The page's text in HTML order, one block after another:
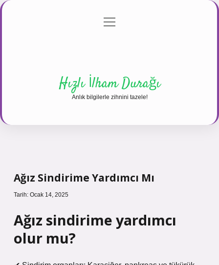
Gizlilik Politikası
menüyü
Hızlı İlham Durağı
Anlık bilgilerle zihnini tazele!
Ağız Sindirime Yardımcı Mı
Tarih: Ocak 14, 2025
Ağız sindirime yardımcı
olur mu?